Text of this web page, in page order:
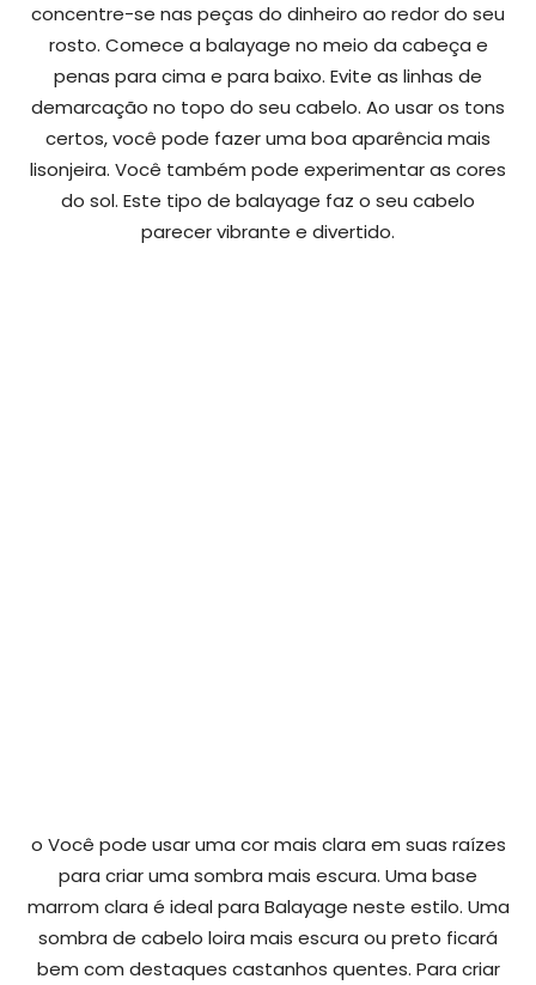
concentre-se nas peças do dinheiro ao redor do seu
rosto. Comece a balayage no meio da cabeça e
penas para cima e para baixo. Evite as linhas de
demarcação no topo do seu cabelo. Ao usar os tons
certos, você pode fazer uma boa aparência mais
lisonjeira. Você também pode experimentar as cores
do sol. Este tipo de balayage faz o seu cabelo
parecer vibrante e divertido.
o Você pode usar uma cor mais clara em suas raízes
para criar uma sombra mais escura. Uma base
marrom clara é ideal para Balayage neste estilo. Uma
sombra de cabelo loira mais escura ou preto ficará
bem com destaques castanhos quentes. Para criar